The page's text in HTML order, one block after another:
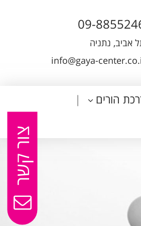
09-
אביב, נתניה
info@gaya-
הורים
צור קשר